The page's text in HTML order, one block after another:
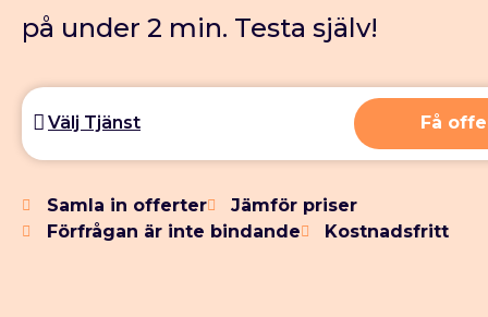
på under 2 min. Testa själv!
Få
Samla in offerter
Jämför priser
Förfrågan är inte bindande
Kostnadsfritt